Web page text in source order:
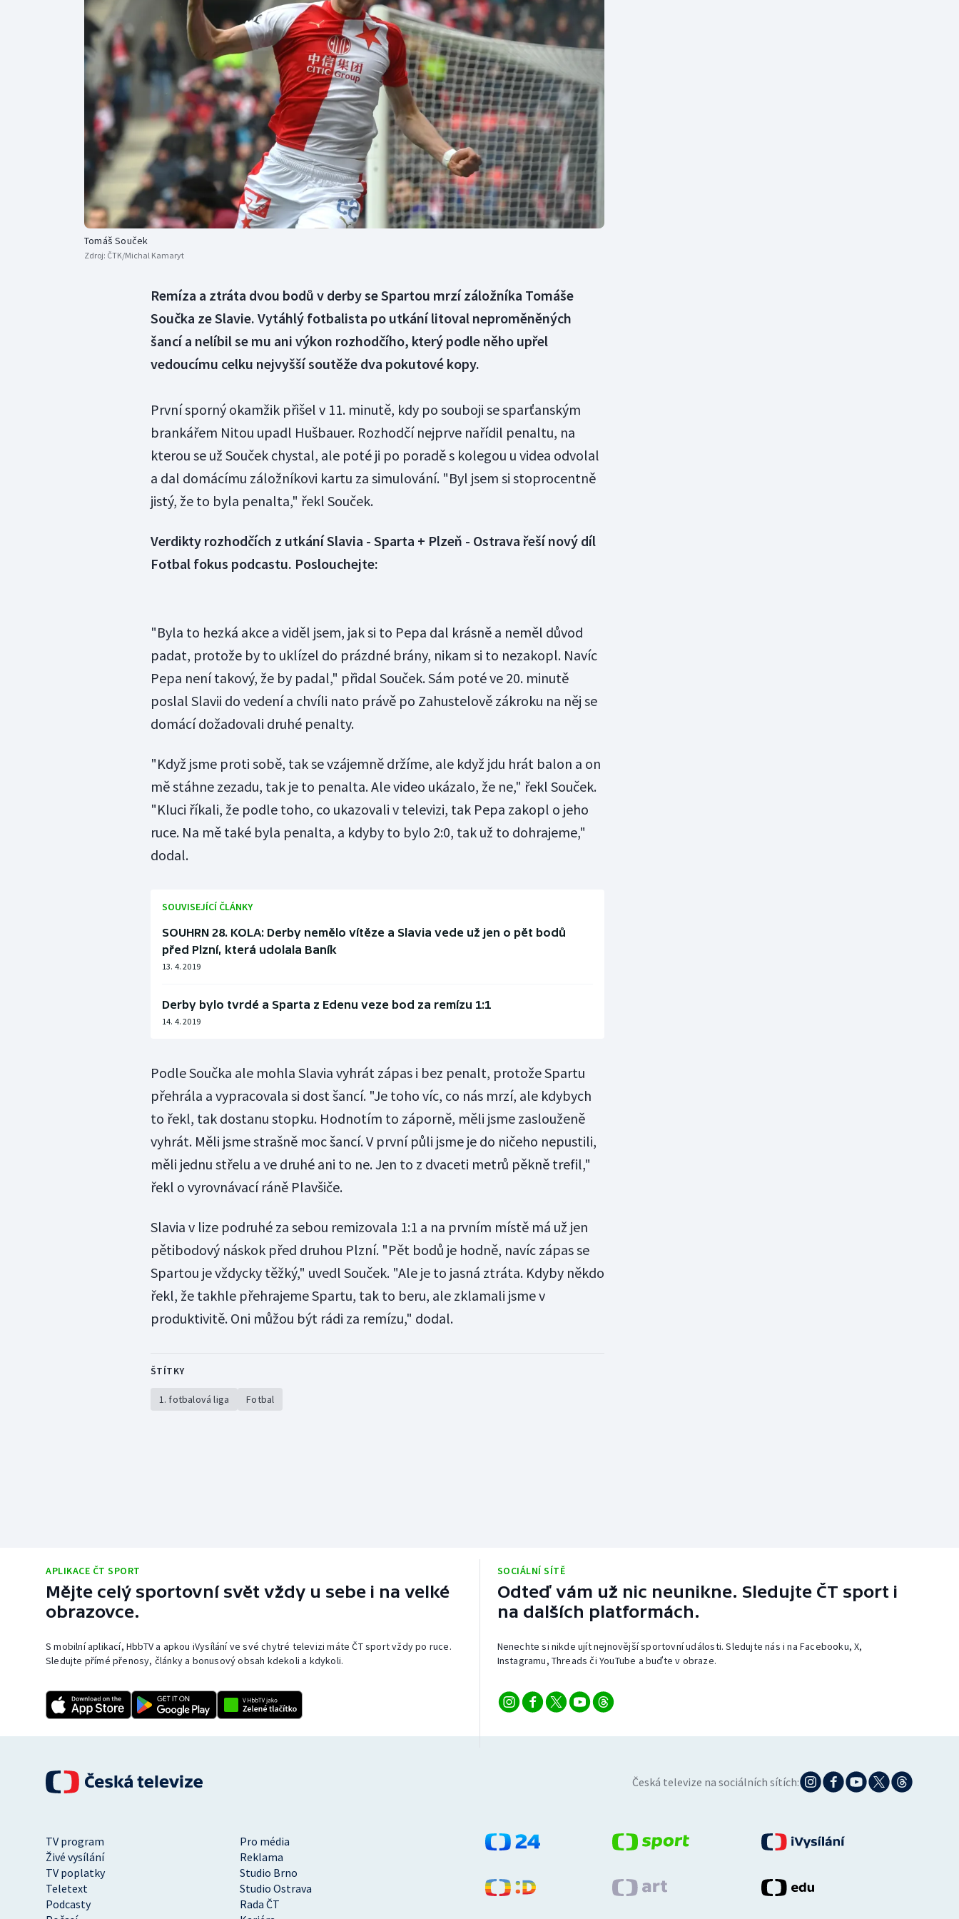
Curling
Dostihy
Florbal
Futsal
Golf
Gymnastika
Moderní pětiboj
Motorsport
Olympijské hry
Parasport
Plavání
Plážový volejbal
Triatlon
Veslování
Vodní slalom
Volejbal
Ostatní
Tomáš Souček
Zdroj: ČTK/Michal Kamaryt
Remíza a ztráta dvou bodů v derby se Spartou mrzí záložníka Tomáše
Součka ze Slavie. Vytáhlý fotbalista po utkání litoval neproměněných
šancí a nelíbil se mu ani výkon rozhodčího, který podle něho upřel
vedoucímu celku nejvyšší soutěže dva pokutové kopy.
První sporný okamžik přišel v 11. minutě, kdy po souboji se sparťanským
brankářem Nitou upadl Hušbauer. Rozhodčí nejprve nařídil penaltu, na
kterou se už Souček chystal, ale poté ji po poradě s kolegou u videa odvolal
a dal domácímu záložníkovi kartu za simulování. "Byl jsem si stoprocentně
jistý, že to byla penalta," řekl Souček.
Verdikty rozhodčích z utkání Slavia - Sparta + Plzeň - Ostrava řeší nový díl
Fotbal fokus podcastu. Poslouchejte:
"Byla to hezká akce a viděl jsem, jak si to Pepa dal krásně a neměl důvod
padat, protože by to uklízel do prázdné brány, nikam si to nezakopl. Navíc
Pepa není takový, že by padal," přidal Souček. Sám poté ve 20. minutě
poslal Slavii do vedení a chvíli nato právě po Zahustelově zákroku na něj se
domácí dožadovali druhé penalty.
"Když jsme proti sobě, tak se vzájemně držíme, ale když jdu hrát balon a on
mě stáhne zezadu, tak je to penalta. Ale video ukázalo, že ne," řekl Souček.
"Kluci říkali, že podle toho, co ukazovali v televizi, tak Pepa zakopl o jeho
ruce. Na mě také byla penalta, a kdyby to bylo 2:0, tak už to dohrajeme,"
dodal.
SOUVISEJÍCÍ ČLÁNKY
SOUHRN 28. KOLA: Derby nemělo vítěze a Slavia vede už jen o pět bodů
před Plzní, která udolala Baník
13. 4. 2019
Derby bylo tvrdé a Sparta z Edenu veze bod za remízu 1:1
14. 4. 2019
Podle Součka ale mohla Slavia vyhrát zápas i bez penalt, protože Spartu
přehrála a vypracovala si dost šancí. "Je toho víc, co nás mrzí, ale kdybych
to řekl, tak dostanu stopku. Hodnotím to záporně, měli jsme zaslouženě
vyhrát. Měli jsme strašně moc šancí. V první půli jsme je do ničeho nepustili,
měli jednu střelu a ve druhé ani to ne. Jen to z dvaceti metrů pěkně trefil,"
řekl o vyrovnávací ráně Plavšiče.
Slavia v lize podruhé za sebou remizovala 1:1 a na prvním místě má už jen
pětibodový náskok před druhou Plzní. "Pět bodů je hodně, navíc zápas se
Spartou je vždycky těžký," uvedl Souček. "Ale je to jasná ztráta. Kdyby někdo
řekl, že takhle přehrajeme Spartu, tak to beru, ale zklamali jsme v
produktivitě. Oni můžou být rádi za remízu," dodal.
ŠTÍTKY
1. fotbalová liga Fotbal
APLIKACE ČT SPORT
Mějte celý sportovní svět vždy u sebe i na velké
obrazovce.
S mobilní aplikací, HbbTV a apkou iVysílání ve své chytré televizi máte ČT sport vždy po ruce.
Sledujte přímé přenosy, články a bonusový obsah kdekoli a kdykoli.
SOCIÁLNÍ SÍTĚ
Odteď vám už nic neunikne. Sledujte ČT sport i
na dalších platformách.
Nenechte si nikde ujít nejnovější sportovní události. Sledujte nás i na Facebooku, X,
Instagramu, Threads či YouTube a buďte v obraze.
Česká televize na sociálních sítích:
TV program
Pro média
Živé vysílání
Reklama
TV poplatky
Studio Brno
Teletext
Studio Ostrava
Podcasty
Rada ČT